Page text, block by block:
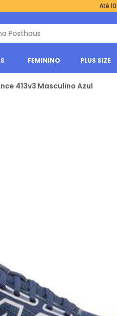
Até
FEMININO PLUS SIZE
413v3 Masculino Azul